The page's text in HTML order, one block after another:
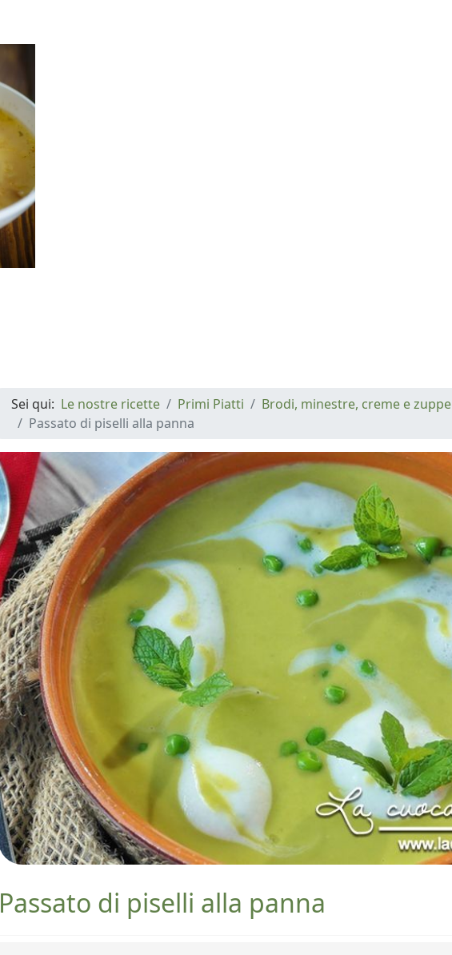
Sei qui: Le nostre ricette Primi Piatti Brodi, minestre, creme e zuppe
Passato di piselli alla panna
Passato di piselli alla panna